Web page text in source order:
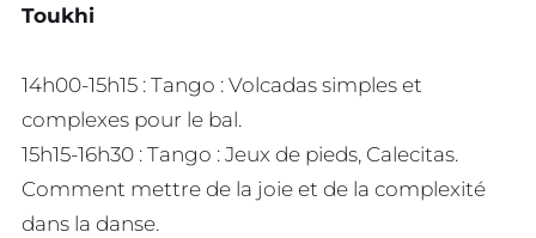
Toukhi
14h00-15h15 : Tango : Volcadas simples et
complexes pour le bal.
15h15-16h30 : Tango : Jeux de pieds, Calecitas.
Comment mettre de la joie et de la complexité
dans la danse.